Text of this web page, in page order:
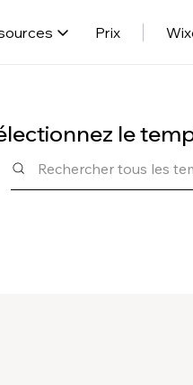
Prix
le